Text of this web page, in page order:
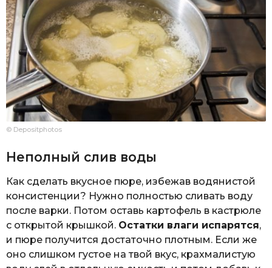
© Depositphotos
Неполный слив воды
Как сделать вкусное пюре, избежав водянистой
консистенции? Нужно полностью сливать воду
после варки. Потом оставь картофель в кастрюле
с открытой крышкой. Остатки влаги испарятся,
и пюре получится достаточно плотным. Если же
оно слишком густое на твой вкус, крахмалистую